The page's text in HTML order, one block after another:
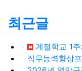
최근글
계절학교 1
직무능력향상